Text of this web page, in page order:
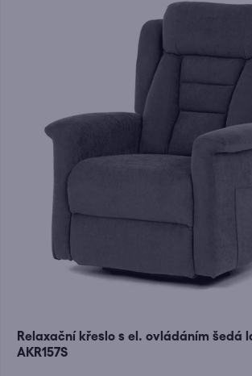
Relaxační křeslo s el. ovládáním šedá
AKR157S